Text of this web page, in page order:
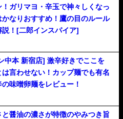
ガリマヨ・辛玉で神々しくなっ
なりおすすめ！鷹の目のルール
説！[二郎インスパイア]
中本 新宿店] 激辛好きでここを
言わせない！カップ麺でも有名
味噌卵麺をレビュー！
醤油の濃さが特徴のやみつき旨